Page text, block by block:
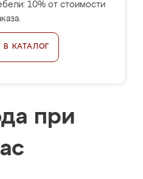
10% от стоимости
В КАТАЛОГ
при